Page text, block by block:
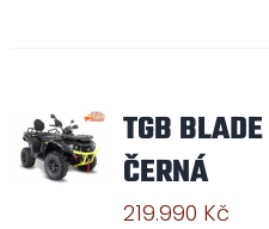
TGB
ČERNÁ
219.990 Kč